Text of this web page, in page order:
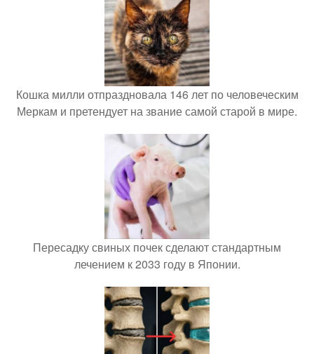
Кошка милли отпраздновала 146 лет по человеческим
Меркам и претендует на звание самой старой в мире.
Пересадку свиных почек сделают стандартным
лечением к 2033 году в Японии.